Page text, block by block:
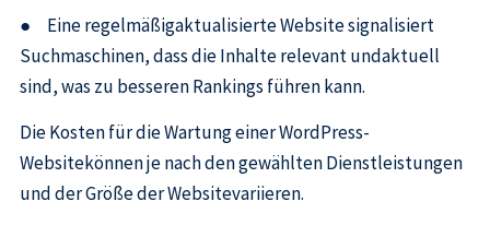
● Eine regelmäßigaktualisierte Website signalisiert
Suchmaschinen, dass die Inhalte relevant undaktuell
sind, was zu besseren Rankings führen kann.
Die Kosten für die Wartung einer WordPress-
Websitekönnen je nach den gewählten Dienstleistungen
und der Größe der Websitevariieren.